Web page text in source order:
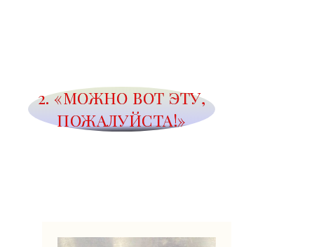
2. «МОЖНО ВОТ ЭТУ,
ПОЖАЛУЙСТА!»